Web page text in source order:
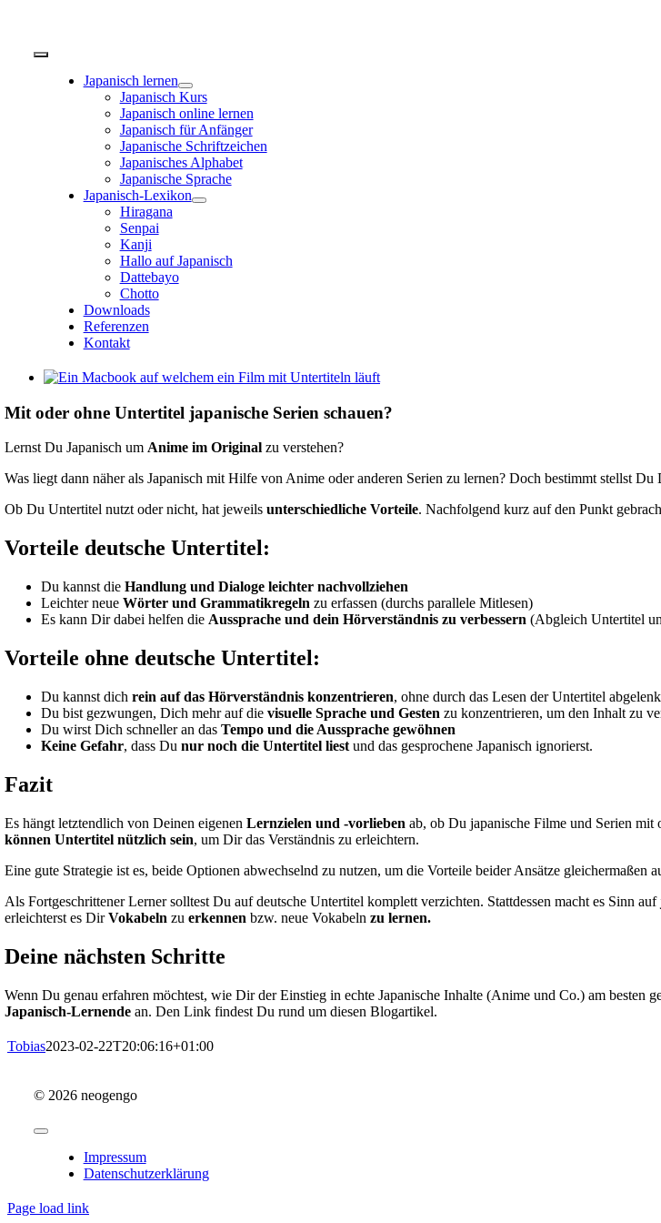
Toggle
NavigationJapanisch lernen
Japanisch Kurs
Japanisch online lernen
Japanisch für Anfänger
Japanische Schriftzeichen
Japanisches Alphabet
Japanische Sprache
Japanisch-Lexikon
Hiragana
Senpai
Kanji
Hallo auf Japanisch
Dattebayo
Chotto
Downloads
Referenzen
Kontakt
Zeige
Bild
Mit oder ohne Untertitel japanische Serien schauen?
Lernst Du Japanisch umAnime im Original zu verstehen?
Was liegt dann näher als Japanisch mit Hilfe von Anime oder anderen Serien zu lernen? Doch bestimmt stellst
Ob Du Untertitel nutzt oder nicht, hat jeweilsunterschiedliche Vorteile. Nachfolgend kurz auf den Punkt
Vorteile deutsche Untertitel:
Du kannst dieHandlung und Dialoge leichter nachvollziehen
Leichter neueWörter und Grammatikregeln zu erfassen (durchs parallele Mitlesen)
Es kann Dir dabei helfen die Aussprache und dein Hörverständnis zu verbessern (Abgleich Untertitel
Vorteile ohne deutsche Untertitel:
Du kannst dichrein auf das Hörverständnis konzentrieren, ohne durch das Lesen der Untertitel
Du bist gezwungen, Dich mehr auf dievisuelle Sprache und Gesten zu konzentrieren, um den Inhalt zu
Du wirst Dich schneller an dasTempo und die Aussprache gewöhnen
Keine Gefahr, dass Dunur noch die Untertitel liest und das gesprochene Japanisch ignorierst.
Fazit
Es hängt letztendlich von Deinen eigenenLernzielen und -vorlieben ab, ob Du japanische Filme und Serien mit
können Untertitel nützlich sein, um Dir das Verständnis zu erleichtern.
Eine gute Strategie ist es, beide Optionen abwechselnd zu nutzen, um die Vorteile beider Ansätze gleichermaßen
Als Fortgeschrittener Lerner solltest Du auf deutsche Untertitel komplett verzichten. Stattdessen macht es Sinn auf
erleichterst es DirVokabeln zuerkennen bzw. neue Vokabelnzu lernen.
Deine nächsten Schritte
Wenn Du genau erfahren möchtest, wie Dir der Einstieg in echte Japanische Inhalte (Anime und Co.) am besten
Japanisch-Lernende an. Den Link findest Du rund um diesen Blogartikel.
Tobias2023-02-22T20:06:16+01:00
© 2026 neogengo
Toggle
NavigationImpressum
Datenschutzerklärung
Page load link